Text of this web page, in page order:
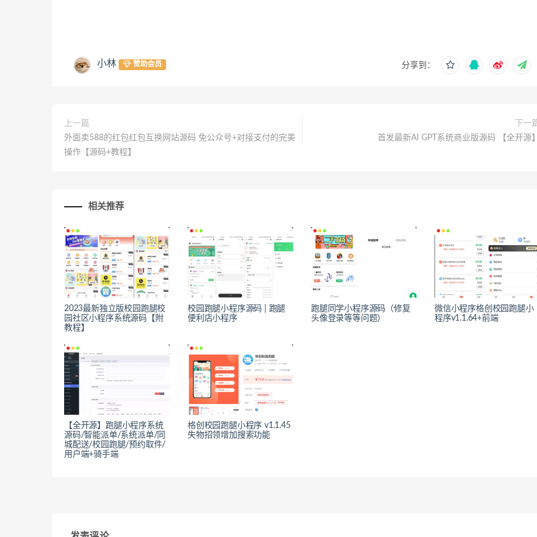
小林 赞助会员 分享到：
上一篇
外面卖588的红包红包互换网站源码 免公众号+对接支付的完美
操作【源码+教程】
下一
首发最新AI GPT系统商业版源码 【全开源
相关推荐
2023最新独立版校园跑腿校
园社区小程序系统源码【附
教程】
校园跑腿小程序源码 | 跑腿
便利店小程序
跑腿同学小程序源码（修复
头像登录等等问题）
微信小程序格创校园跑腿小
程序v1.1.64+前端
【全开源】跑腿小程序系统
源码/智能派单/系统派单/同
城配送/校园跑腿/预约取件/
用户端+骑手端
格创校园跑腿小程序 v1.1.45
失物招领增加搜索功能